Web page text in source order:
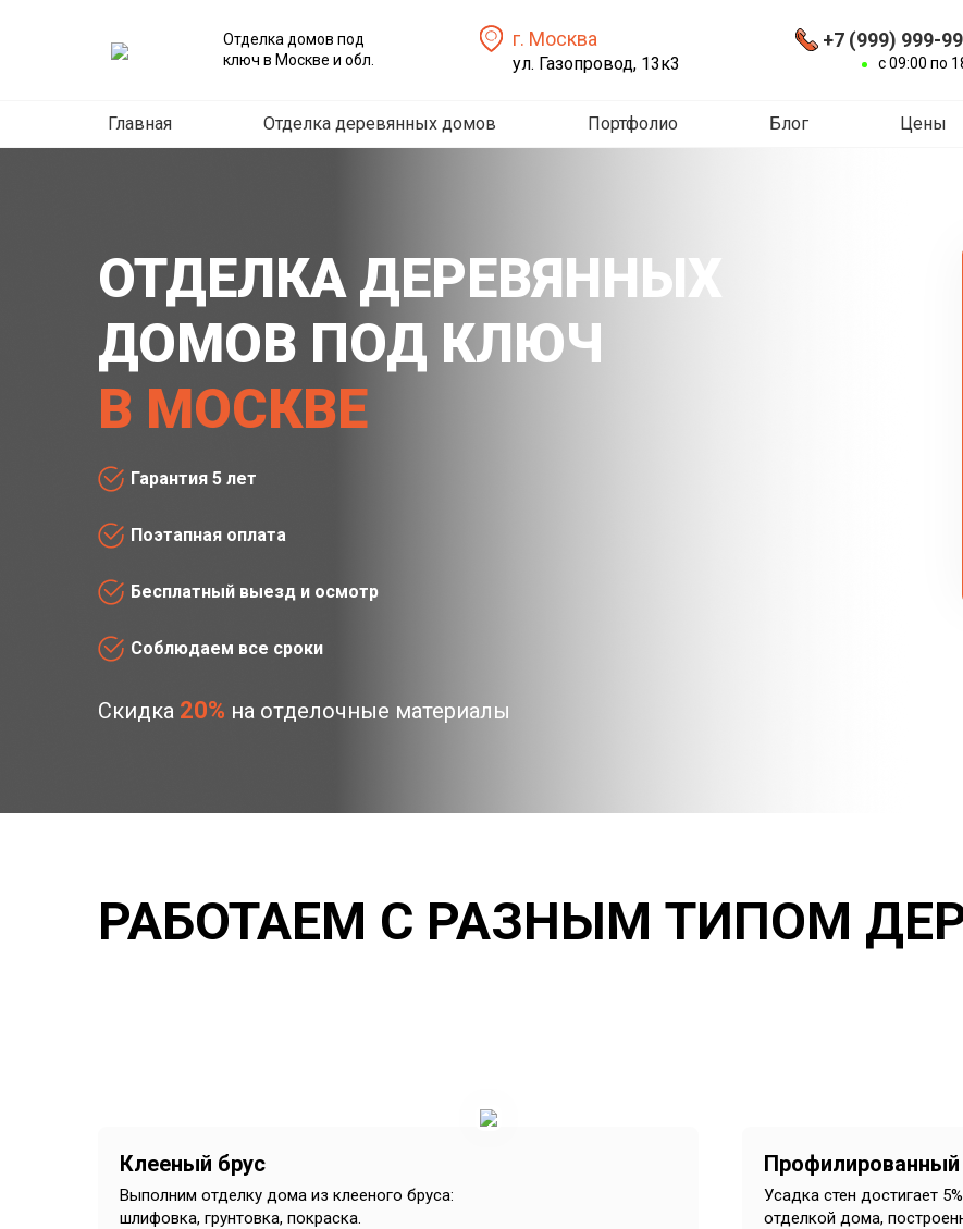
Отделка домов под
ключ в Москве и обл.
г. Москва
ул. Газопровод, 13к3
+7 (999) 999-
с 09:00 по
Главная Отделка деревянных домов Портфолио Блог Цены
ОТДЕЛКА ДЕРЕВЯННЫХ
ДОМОВ ПОД КЛЮЧ
В МОСКВЕ
Гарантия 5 лет
Поэтапная оплата
Бесплатный выезд и осмотр
Соблюдаем все сроки
Скидка 20% на отделочные материалы
РАБОТАЕМ С РАЗНЫМ ТИПОМ
Клееный брус
Выполним отделку дома из клееного бруса:
шлифовка, грунтовка, покраска.
Профилированный
Усадка стен достигает
отделкой дома,